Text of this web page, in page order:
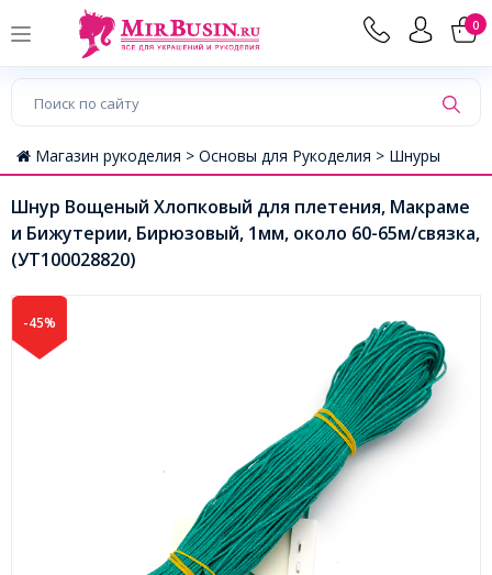
0
Магазин рукоделия > Основы для Рукоделия > Шнуры
Шнур Вощеный Хлопковый для плетения, Макраме
и Бижутерии, Бирюзовый, 1мм, около 60-65м/связка,
(УТ100028820)
-45%